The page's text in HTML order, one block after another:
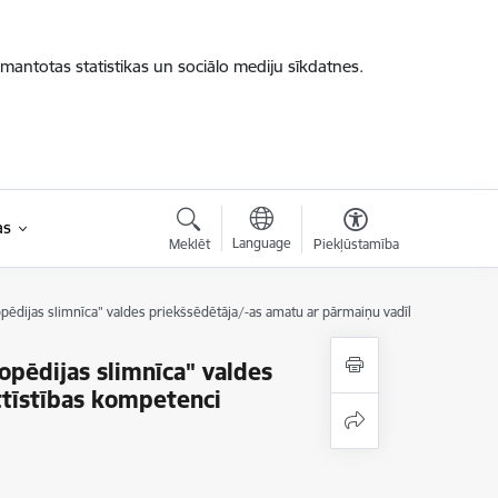
statistikas un sociālo mediju sīkdatnes.
Meklēt Language Piekļūstamība
slimnīca" valdes priekšsēdētāja/-as amatu ar pārmaiņu vadības un
slimnīca" valdes
kompetenci